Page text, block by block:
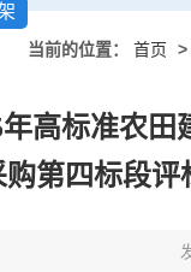
当前的位置： 首页 >
年高标准农
第四标段评